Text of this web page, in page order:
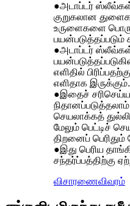
●அடாப்டர்
குறுகலான
உருளைகளை
பயன்படுத்தப்படும்
●அடாப்டர்
எளிதில்
எளிதாக இருக்கும்.
●இதைச்
செயலாக்கத்
மேலும் பெட்டிச்
திறனைப் பெரிதும்
●இது பெரிய
சந்தர்ப்பத்திற்கு
விசாரணைவிவரம்